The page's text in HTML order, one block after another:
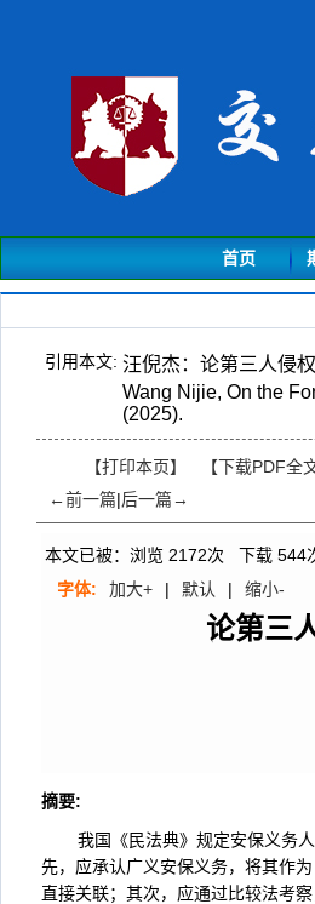
首页
引用本文: 汪倪杰：论第三人侵
Wang Nijie, On the
(2025).
【打印本页】 【下载PDF全
←前一篇|后一篇→
本文已被：浏览 2172次 下载 544
字体:
加大+ | 默认 | 缩小-
论第三
摘要:
我国《民法典》规定安保义务
先，应承认广义安保义务，将其作
直接关联；其次，应通过比较法考